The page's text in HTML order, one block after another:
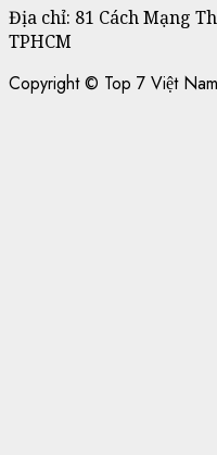
Địa chỉ: 81 Cách Mạng
TPHCM
Copyright © Top 7 Việt Nam